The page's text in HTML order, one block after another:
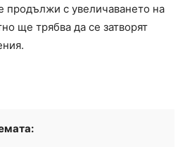
продължи с увеличаването на
ще трябва да се затворят